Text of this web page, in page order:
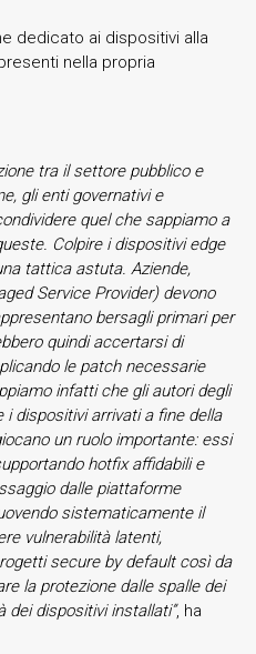
dedicato ai dispositivi alla
nella propria
tra il settore pubblico e
gli enti governativi e
quel che sappiamo a
Colpire i dispositivi edge
tattica astuta. Aziende,
Service Provider) devono
bersagli primari per
quindi accertarsi di
le patch necessarie
infatti che gli autori degli
dispositivi arrivati a fine della
un ruolo importante: essi
hotfix affidabili e
dalle piattaforme
sistematicamente il
vulnerabilità latenti,
secure by default così da
la protezione dalle spalle dei
dei dispositivi installati”, ha